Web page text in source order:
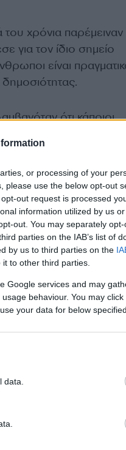
or processing of your
please use the below opt-out
out request is processed
information utilized by us
out. You may separately
parties on the IAB’s list of
by us to third parties on the
to other third parties.
Google services and may
behaviour. You may
your data for below
χρόνια παρέμειναν
για τον ίδιο σημείο
είναι
δημοσιότητας.
ότι κάποιοι
επειδή έχεις
σε αυτό, τότε το